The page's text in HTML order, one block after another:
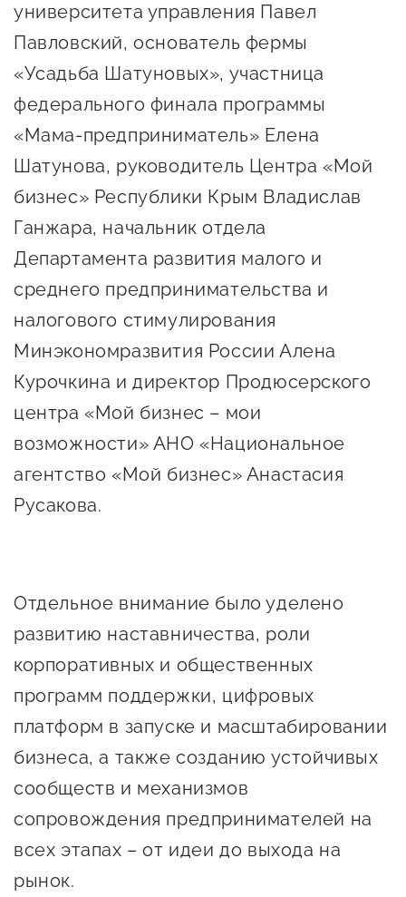
университета управления Павел
Павловский, основатель фермы
«Усадьба Шатуновых», участница
федерального финала программы
«Мама-предприниматель» Елена
Шатунова, руководитель Центра «Мой
бизнес» Республики Крым Владислав
Ганжара, начальник отдела
Департамента развития малого и
среднего предпринимательства и
налогового стимулирования
Минэкономразвития России Алена
Курочкина и директор Продюсерского
центра «Мой бизнес – мои
возможности» АНО «Национальное
агентство «Мой бизнес» Анастасия
Русакова.
Отдельное внимание было уделено
развитию наставничества, роли
корпоративных и общественных
программ поддержки, цифровых
платформ в запуске и масштабировании
бизнеса, а также созданию устойчивых
сообществ и механизмов
сопровождения предпринимателей на
всех этапах – от идеи до выхода на
рынок.